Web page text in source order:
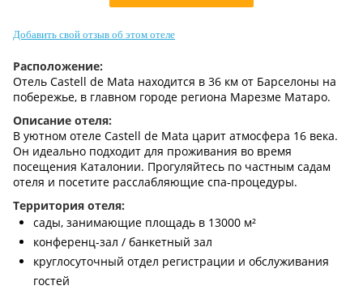
Добавить свой отзыв об этом отеле
Расположение:
Отель Castell de Mata находится в 36 км от Барселоны на
побережье, в главном городе региона Марезме Матаро.
Описание отеля:
В уютном отеле Castell de Mata царит атмосфера 16 века.
Он идеально подходит для проживания во время
посещения Каталонии. Прогуляйтесь по частным садам
отеля и посетите расслабляющие спа-процедуры.
Территория отеля:
сады, занимающие площадь в 13000 м²
конференц-зал / банкетный зал
круглосуточный отдел регистрации и обслуживания
гостей